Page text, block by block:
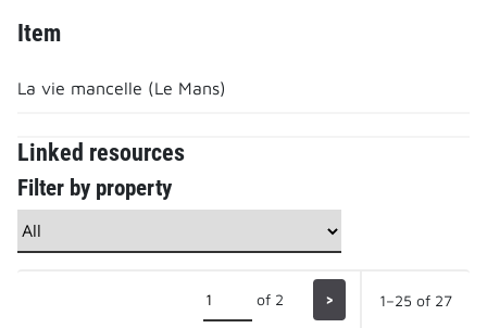
Item
La vie mancelle (Le Mans)
Linked resources
Filter by property
of 2 > 1–25 of 27